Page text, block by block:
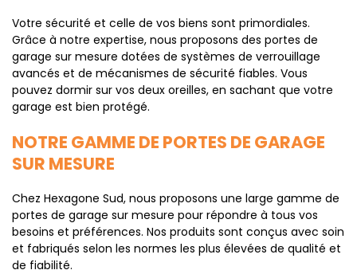
Votre sécurité et celle de vos biens sont primordiales.
Grâce à notre expertise, nous proposons des portes de
garage sur mesure dotées de systèmes de verrouillage
avancés et de mécanismes de sécurité fiables. Vous
pouvez dormir sur vos deux oreilles, en sachant que votre
garage est bien protégé.
NOTRE GAMME DE PORTES DE GARAGE
SUR MESURE
Chez Hexagone Sud, nous proposons une large gamme de
portes de garage sur mesure pour répondre à tous vos
besoins et préférences. Nos produits sont conçus avec soin
et fabriqués selon les normes les plus élevées de qualité et
de fiabilité.